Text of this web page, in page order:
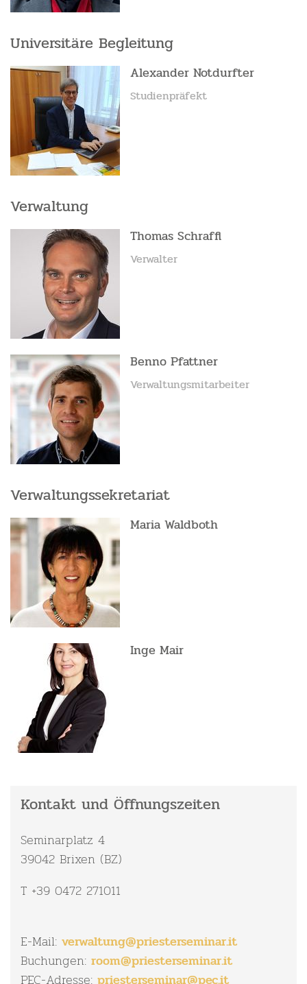
Universitäre Begleitung
Alexander Notdurfter
Studienpräfekt
Verwaltung
Thomas Schraffl
Verwalter
Benno Pfattner
Verwaltungsmitarbeiter
Verwaltungssekretariat
Maria Waldboth
Inge Mair
Kontakt und Öffnungszeiten
Seminarplatz 4
39042 Brixen (BZ)
T +39 0472 271011
E-Mail: verwaltung@priesterseminar.it
Buchungen: room@priesterseminar.it
PEC-Adresse: priesterseminar@pec.it